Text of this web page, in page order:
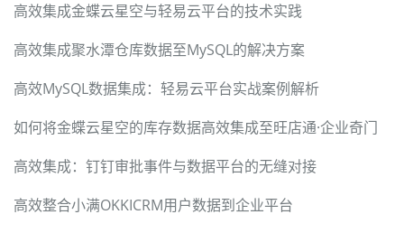
高效集成金蝶云星空与轻易云平台的技术实践
高效集成聚水潭仓库数据至MySQL的解决方案
高效MySQL数据集成：轻易云平台实战案例解析
如何将金蝶云星空的库存数据高效集成至旺店通·企业奇门
高效集成：钉钉审批事件与数据平台的无缝对接
高效整合小满OKKICRM用户数据到企业平台